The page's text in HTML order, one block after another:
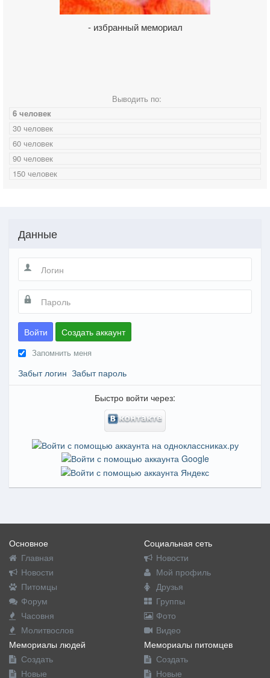
- избранный мемориал
Выводить по:
6 человек
30 человек
60 человек
90 человек
150 человек
Данные
Войти Создать аккаунт
Запомнить меня
Забыт логин Забыт пароль
Быстро войти через:
Основное
Главная
Новости
Питомцы
Форум
Часовня
Молитвослов
Социальная сеть
Новости
Мой профиль
Друзья
Группы
Фото
Видео
Мемориалы людей
Создать
Новые
Мемориалы питомцев
Создать
Новые